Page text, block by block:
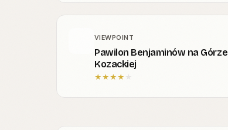
VIEWPOINT
Pawilon Benjaminów na Górze
Kozackiej
★★★★ ★